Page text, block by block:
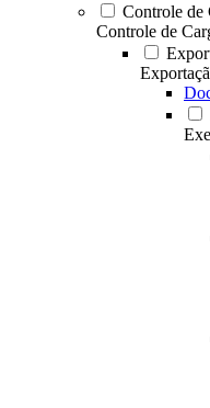
Controle de
Controle de